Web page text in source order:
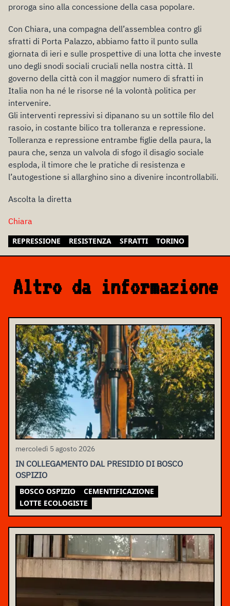
proroga sino alla concessione della casa popolare.
Con Chiara, una compagna dell’assemblea contro gli
sfratti di Porta Palazzo, abbiamo fatto il punto sulla
giornata di ieri e sulle prospettive di una lotta che investe
uno degli snodi sociali cruciali nella nostra città. Il
governo della città con il maggior numero di sfratti in
Italia non ha né le risorse né la volontà politica per
intervenire.
Gli interventi repressivi si dipanano su un sottile filo del
rasoio, in costante bilico tra tolleranza e repressione.
Tolleranza e repressione entrambe figlie della paura, la
paura che, senza un valvola di sfogo il disagio sociale
esploda, il timore che le pratiche di resistenza e
l’autogestione si allarghino sino a divenire incontrollabili.
Ascolta la diretta
Chiara
REPRESSIONE RESISTENZA SFRATTI TORINO
Altro da informazione
mercoledì 5 agosto 2026
IN COLLEGAMENTO DAL PRESIDIO DI BOSCO
OSPIZIO
BOSCO OSPIZIO
CEMENTIFICAZIONE
LOTTE ECOLOGISTE